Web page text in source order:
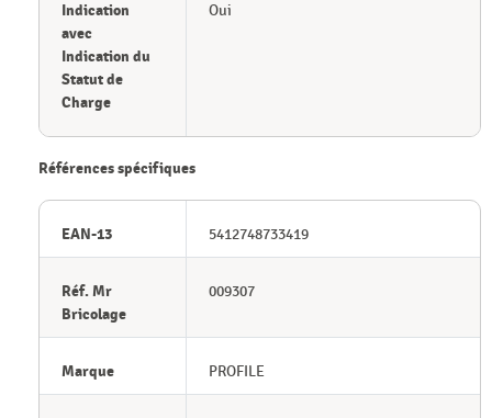
Indication
avec
Indication du
Statut de
Charge
Oui
Références spécifiques
EAN-13 5412748733419
Réf. Mr
Bricolage
009307
Marque PROFILE